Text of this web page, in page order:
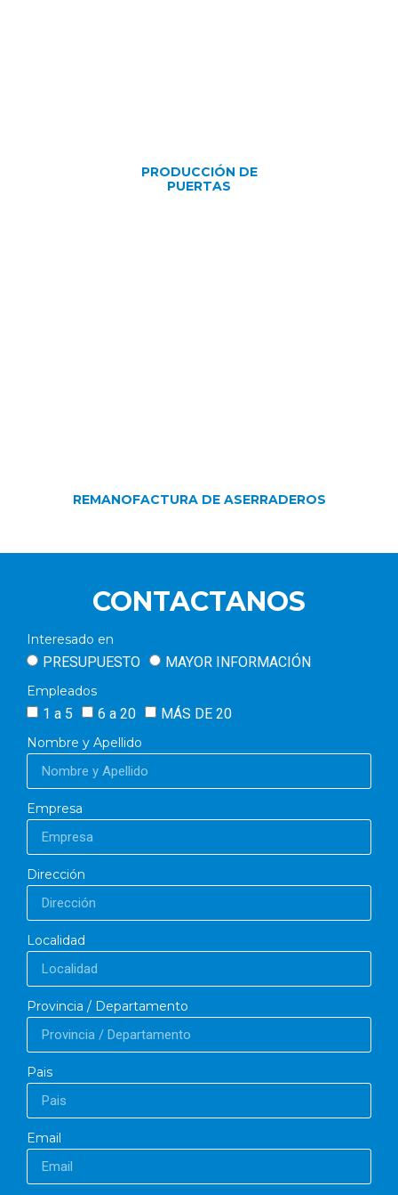
PRODUCCIÓN DE
PUERTAS
REMANOFACTURA DE ASERRADEROS
CONTACTANOS
Interesado en
PRESUPUESTO MAYOR INFORMACIÓN
Empleados
1 a 5 6 a 20 MÁS DE 20
Nombre y Apellido
Empresa
Dirección
Localidad
Provincia / Departamento
Pais
Email